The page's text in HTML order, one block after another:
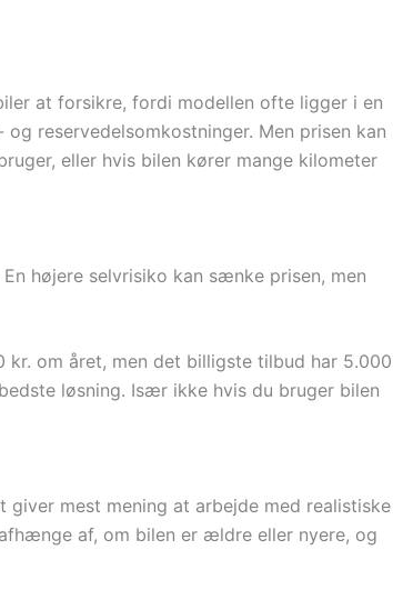
at forsikre, fordi modellen ofte ligger i en
reservedelsomkostninger. Men prisen kan
eller hvis bilen kører mange kilometer
højere selvrisiko kan sænke prisen, men
kr. om året, men det billigste tilbud har 5.000
løsning. Især ikke hvis du bruger bilen
mest mening at arbejde med realistiske
af, om bilen er ældre eller nyere, og